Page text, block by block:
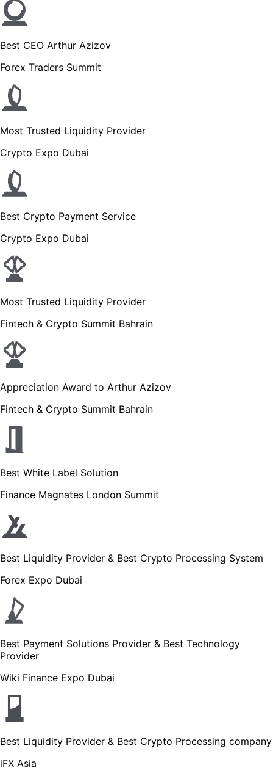
Best CEO Arthur Azizov
Forex Traders Summit
Most Trusted Liquidity Provider
Crypto Expo Dubai
Best Crypto Payment Service
Crypto Expo Dubai
Most Trusted Liquidity Provider
Fintech & Crypto Summit Bahrain
Appreciation Award to Arthur Azizov
Fintech & Crypto Summit Bahrain
Best White Label Solution
Finance Magnates London Summit
Best Liquidity Provider & Best Crypto Processing System
Forex Expo Dubai
Best Payment Solutions Provider & Best Technology
Provider
Wiki Finance Expo Dubai
Best Liquidity Provider & Best Crypto Processing company
iFX Asia